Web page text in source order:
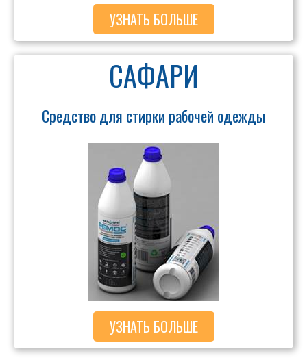
УЗНАТЬ БОЛЬШЕ
САФАРИ
Средство для стирки рабочей одежды
УЗНАТЬ БОЛЬШЕ